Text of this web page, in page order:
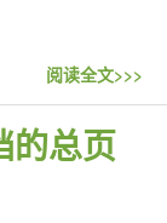
阅读全文>>>
的总页